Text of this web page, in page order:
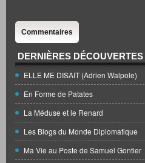
Commentaires
DERNIÈRES DÉCOUVERTES
ELLE ME DISAIT (Adrien Walpole)
En Forme de Patates
La Méduse et le Renard
Les Blogs du Monde Diplomatique
Ma Vie au Poste de Samuel Gontier